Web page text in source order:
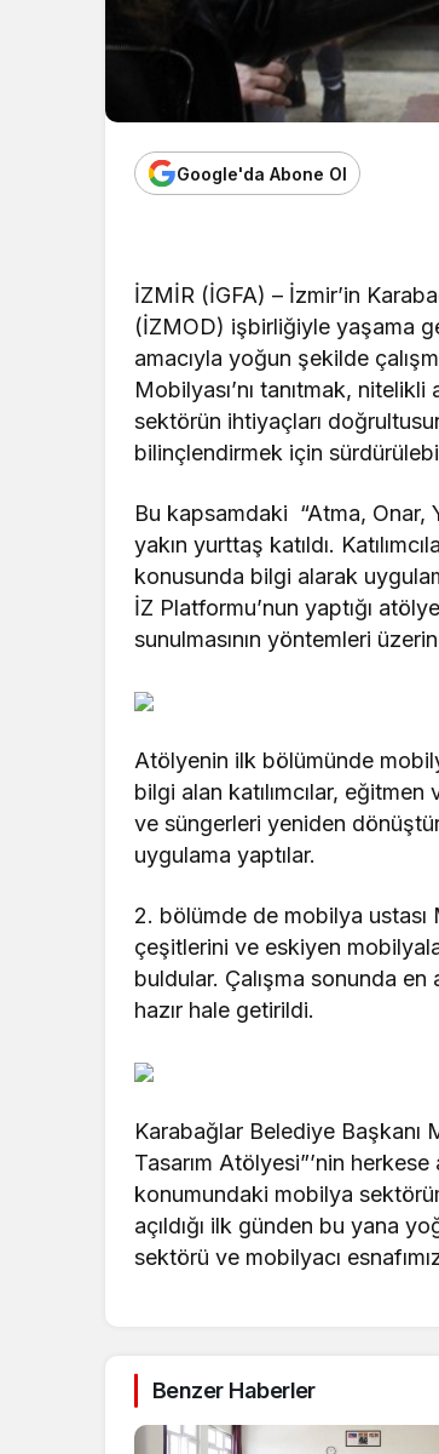
Google'da Abone Ol
İZMİR (İGFA) – İzmir’in
(İZMOD) işbirliğiyle yaşama
amacıyla yoğun şekilde
Mobilyası’nı tanıtmak,
sektörün ihtiyaçları
bilinçlendirmek için
Bu kapsamdaki “Atma, Onar,
yakın yurttaş katıldı.
konusunda bilgi alarak
İZ Platformu’nun yaptığı
sunulmasının yöntemleri
Atölyenin ilk bölümünde
bilgi alan katılımcılar,
ve süngerleri yeniden
uygulama yaptılar.
2. bölümde de mobilya ustası
çeşitlerini ve eskiyen
buldular. Çalışma sonunda
hazır hale getirildi.
Karabağlar Belediye Başkanı
Tasarım Atölyesi”’nin
konumundaki mobilya
açıldığı ilk günden bu yana
sektörü ve mobilyacı
Benzer Haberler